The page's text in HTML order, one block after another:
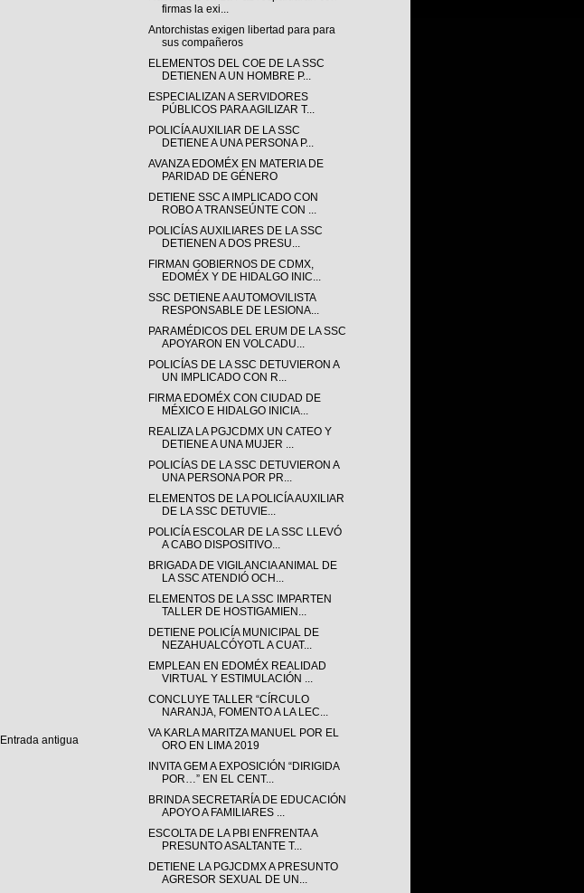
Entrada antigua
firmas la exi...
Antorchistas exigen libertad para para
sus compañeros
ELEMENTOS DEL COE DE LA SSC
DETIENEN A UN HOMBRE P...
ESPECIALIZAN A SERVIDORES
PÚBLICOS PARA AGILIZAR T...
POLICÍA AUXILIAR DE LA SSC
DETIENE A UNA PERSONA P...
AVANZA EDOMÉX EN MATERIA DE
PARIDAD DE GÉNERO
DETIENE SSC A IMPLICADO CON
ROBO A TRANSEÚNTE CON ...
POLICÍAS AUXILIARES DE LA SSC
DETIENEN A DOS PRESU...
FIRMAN GOBIERNOS DE CDMX,
EDOMÉX Y DE HIDALGO INIC...
SSC DETIENE A AUTOMOVILISTA
RESPONSABLE DE LESIONA...
PARAMÉDICOS DEL ERUM DE LA SSC
APOYARON EN VOLCADU...
POLICÍAS DE LA SSC DETUVIERON A
UN IMPLICADO CON R...
FIRMA EDOMÉX CON CIUDAD DE
MÉXICO E HIDALGO INICIA...
REALIZA LA PGJCDMX UN CATEO Y
DETIENE A UNA MUJER ...
POLICÍAS DE LA SSC DETUVIERON A
UNA PERSONA POR PR...
ELEMENTOS DE LA POLICÍA AUXILIAR
DE LA SSC DETUVIE...
POLICÍA ESCOLAR DE LA SSC LLEVÓ
A CABO DISPOSITIVO...
BRIGADA DE VIGILANCIA ANIMAL DE
LA SSC ATENDIÓ OCH...
ELEMENTOS DE LA SSC IMPARTEN
TALLER DE HOSTIGAMIEN...
DETIENE POLICÍA MUNICIPAL DE
NEZAHUALCÓYOTL A CUAT...
EMPLEAN EN EDOMÉX REALIDAD
VIRTUAL Y ESTIMULACIÓN ...
CONCLUYE TALLER “CÍRCULO
NARANJA, FOMENTO A LA LEC...
VA KARLA MARITZA MANUEL POR EL
ORO EN LIMA 2019
INVITA GEM A EXPOSICIÓN “DIRIGIDA
POR…” EN EL CENT...
BRINDA SECRETARÍA DE EDUCACIÓN
APOYO A FAMILIARES ...
ESCOLTA DE LA PBI ENFRENTA A
PRESUNTO ASALTANTE T...
DETIENE LA PGJCDMX A PRESUNTO
AGRESOR SEXUAL DE UN...